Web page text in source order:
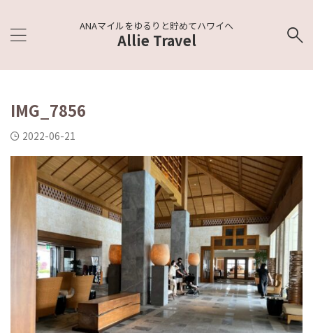
ANAマイルをゆるりと貯めてハワイへ
Allie Travel
IMG_7856
2022-06-21